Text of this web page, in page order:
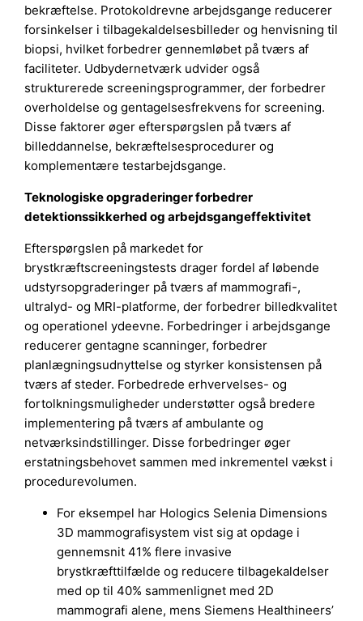
bekræftelse. Protokoldrevne arbejdsgange reducerer
forsinkelser i tilbagekaldelsesbilleder og henvisning til
biopsi, hvilket forbedrer gennemløbet på tværs af
faciliteter. Udbydernetværk udvider også
strukturerede screeningsprogrammer, der forbedrer
overholdelse og gentagelsesfrekvens for screening.
Disse faktorer øger efterspørgslen på tværs af
billeddannelse, bekræftelsesprocedurer og
komplementære testarbejdsgange.
Teknologiske opgraderinger forbedrer
detektionssikkerhed og arbejdsgangeffektivitet
Efterspørgslen på markedet for
brystkræftscreeningstests drager fordel af løbende
udstyrsopgraderinger på tværs af mammografi-,
ultralyd- og MRI-platforme, der forbedrer billedkvalitet
og operationel ydeevne. Forbedringer i arbejdsgange
reducerer gentagne scanninger, forbedrer
planlægningsudnyttelse og styrker konsistensen på
tværs af steder. Forbedrede erhvervelses- og
fortolkningsmuligheder understøtter også bredere
implementering på tværs af ambulante og
netværksindstillinger. Disse forbedringer øger
erstatningsbehovet sammen med inkrementel vækst i
procedurevolumen.
For eksempel har Hologics Selenia Dimensions
3D mammografisystem vist sig at opdage i
gennemsnit 41% flere invasive
brystkræfttilfælde og reducere tilbagekaldelser
med op til 40% sammenlignet med 2D
mammografi alene, mens Siemens Healthineers’